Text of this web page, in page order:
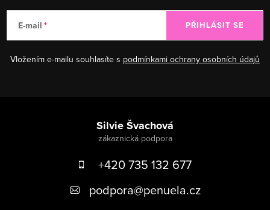
E-mail
Vložením e-mailu souhlasíte s podmínkami ochrany osobních údajů
PŘIHLÁSIT SE
Silvie Švachová
+420 735 132 677
podpora@penuela.cz